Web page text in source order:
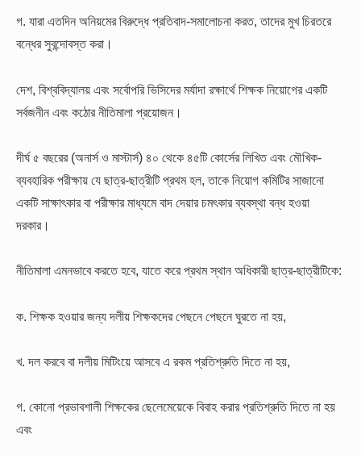
গ. যারা এতদিন অনিয়মের বিরুদ্ধে প্রতিবাদ-সমালোচনা করত, তাদের মুখ চিরতরে
বন্ধের সুবন্দোবস্ত করা।
দেশ, বিশ্ববিদ্যালয় এবং সর্বোপরি ভিসিদের মর্যাদা রক্ষার্থে শিক্ষক নিয়োগের একটি
সর্বজনীন এবং কঠোর নীতিমালা প্রয়োজন।
দীর্ঘ ৫ বছরের (অনার্স ও মাস্টার্স) ৪০ থেকে ৪৫টি কোর্সের লিখিত এবং মৌখিক-
ব্যবহারিক পরীক্ষায় যে ছাত্র-ছাত্রীটি প্রথম হল, তাকে নিয়োগ কমিটির সাজানো
একটি সাক্ষাৎকার বা পরীক্ষার মাধ্যমে বাদ দেয়ার চমৎকার ব্যবস্থা বন্ধ হওয়া
দরকার।
নীতিমালা এমনভাবে করতে হবে, যাতে করে প্রথম স্থান অধিকারী ছাত্র-ছাত্রীটিকে:
ক. শিক্ষক হওয়ার জন্য দলীয় শিক্ষকদের পেছনে পেছনে ঘুরতে না হয়,
খ. দল করবে বা দলীয় মিটিংয়ে আসবে এ রকম প্রতিশ্রুতি দিতে না হয়,
গ. কোনো প্রভাবশালী শিক্ষকের ছেলেমেয়েকে বিবাহ করার প্রতিশ্রুতি দিতে না হয়
এবং